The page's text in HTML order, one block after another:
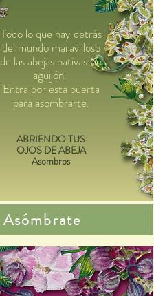
ABRIENDO TUS
OJOS DE ABEJA
Asombros
Todo lo que hay detrás
del mundo maravilloso
de las abejas nativas sin
aguijón.
Entra por esta puerta
para asombrarte.
Asómbrate